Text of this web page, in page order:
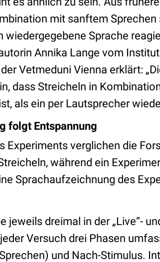
mit sanftem
wiedergegebene Sprache
Annika Lange vom
Vetmeduni Vienna erklärt:
dass Streicheln in
als ein per Lautsprecher
folgt Entspannung
Experiments verglichen die
während ein
Sprachaufzeichnung des
jeweils dreimal in der „Live“-
Versuch drei Phasen
und Nach-Stimulus.